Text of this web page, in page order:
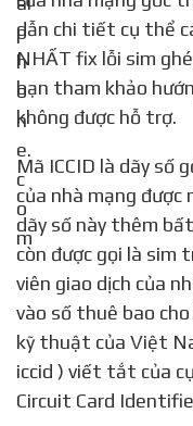
dẫn chi tiết cụ thể
NHẤT fix lỗi sim
bạn tham khảo
không được hỗ trợ.
Mã ICCID là dãy số gồm 20 chữ số có chứa thông tin
của nhà mạng được
dãy số này thêm
còn được gọi là sim
viên giao dịch của
vào số thuê bao
kỹ thuật của Việt
iccid ) viết tắt của
Circuit Card